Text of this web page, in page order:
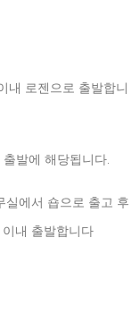
내 로젠으로 출발합니
발에 해당됩니다.
실에서 숍으로 출고 후
내 출발합니다